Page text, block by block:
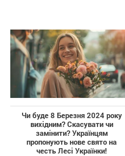
Чи буде 8 Березня 2024 року
вихідним? Скасувати чи
замінити? Українцям
пропонують нове свято на
честь Лесі Українки!